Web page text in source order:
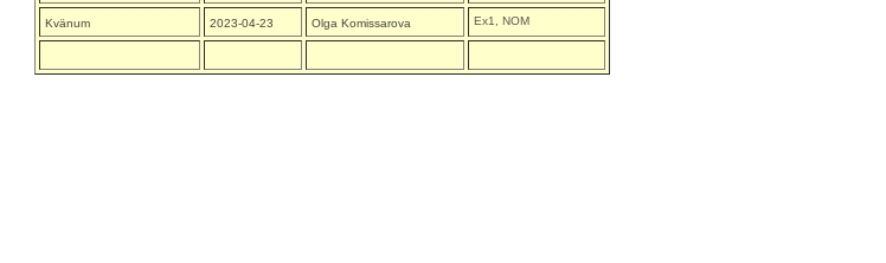
Kvänum 2023-04-23 Olga Komissarova Ex1, NOM